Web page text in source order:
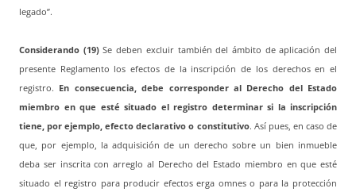
legado”.
Considerando (19)Se deben excluir también del ámbito de aplicación del
presente Reglamento los efectos de la inscripción de los derechos en el
registro. En consecuencia, debe corresponder al Derecho del Estado
miembro en que esté situado el registro determinar si la inscripción
tiene, por ejemplo, efecto declarativo o constitutivo. Así pues, en caso de
que, por ejemplo, la adquisición de un derecho sobre un bien inmueble
deba ser inscrita con arreglo al Derecho del Estado miembro en que esté
situado el registro para producir efectos erga omnes o para la protección